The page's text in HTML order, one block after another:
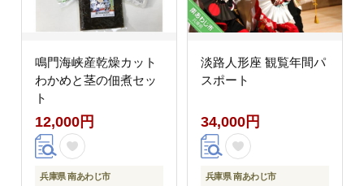
鳴門海峡産乾燥カット
わかめと茎の佃煮セッ
ト
12,000円
兵庫県 南あわじ市
淡路人形座 観覧年間パ
スポート
34,000円
兵庫県 南あわじ市